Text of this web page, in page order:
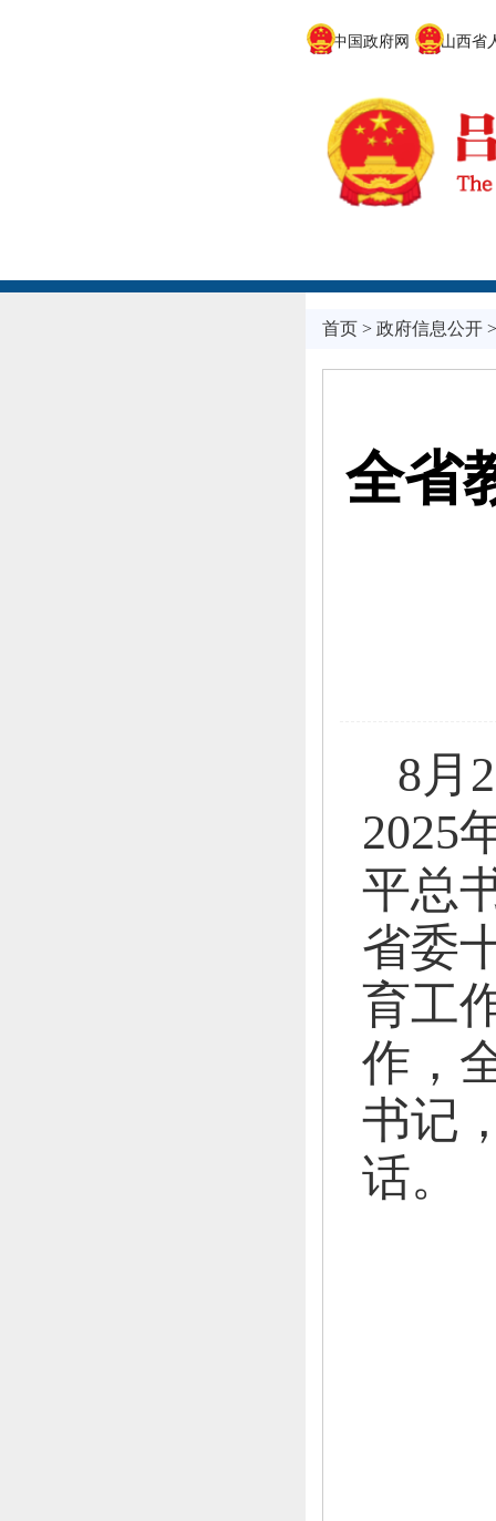
中国政府网 山西省人
首页> 政府信息公开
全省
8月
2025
平总
省委
育工
作，
书记
话。